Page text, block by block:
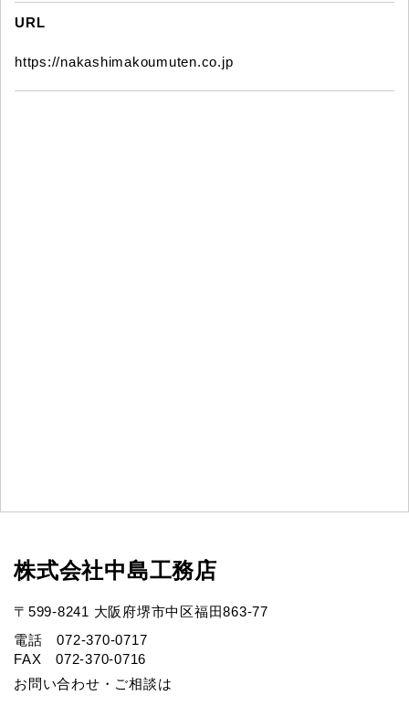
URL
https://nakashimakoumuten.co.jp
株式会社中島工務店
〒599-8241 大阪府堺市中区福田863-77
電話 072-370-0717
FAX 072-370-0716
お問い合わせ・ご相談は